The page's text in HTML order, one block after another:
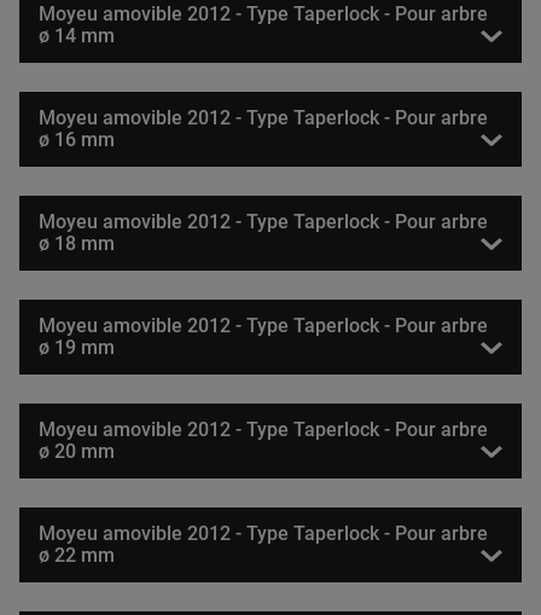
Moyeu amovible 2012 - Type Taperlock - Pour arbre
ø 14 mm
Moyeu amovible 2012 - Type Taperlock - Pour arbre
ø 16 mm
Moyeu amovible 2012 - Type Taperlock - Pour arbre
ø 18 mm
Moyeu amovible 2012 - Type Taperlock - Pour arbre
ø 19 mm
Moyeu amovible 2012 - Type Taperlock - Pour arbre
ø 20 mm
Moyeu amovible 2012 - Type Taperlock - Pour arbre
ø 22 mm